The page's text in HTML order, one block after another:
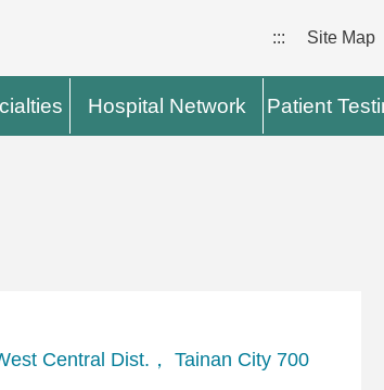
::: Site Map
Hospital Network Patient
Central Dist.， Tainan City 700